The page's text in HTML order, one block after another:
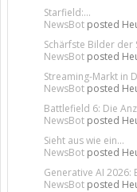
Starfield:...
NewsBot posted
Schärfste Bilder der
NewsBot posted
Streaming-Markt in
NewsBot posted
Battlefield 6: Die
NewsBot posted
Sieht aus wie ein...
NewsBot posted
Generative AI 2026:
NewsBot posted